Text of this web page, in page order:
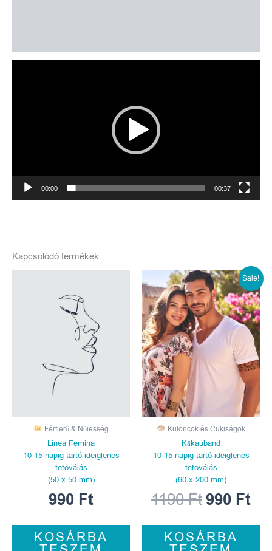
00:00 00:37
Kapcsolódó termékek
Férfierő & Nőiesség
Linea Femina
10-15 napig tartó ideiglenes
tetoválás
(50 x 50 mm)
990 Ft
KOSÁRBA
Sale!
Különcök és Cukiságok
Kākauband
10-15 napig tartó ideiglenes
tetoválás
(60 x 200 mm)
1190Ft
Original
price
was:
1190 Ft.
990 Ft
is:
KOSÁRBA